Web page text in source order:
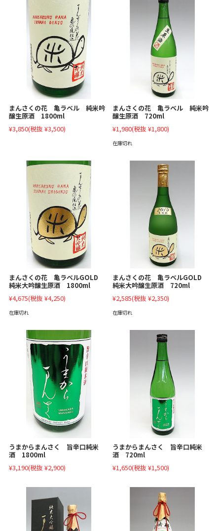
まんさくの花 亀ラベル 純米吟
醸生原酒 1800ml
¥3,850(税抜 ¥3,500)
まんさくの花 亀ラベル 純米吟
醸生原酒 720ml
¥1,980(税抜 ¥1,800)
在庫切れ
まんさくの花 亀ラベルGOLD
純米大吟醸生原酒 1800ml
¥4,675(税抜 ¥4,250)
在庫切れ
まんさくの花 亀ラベルGOLD
純米大吟醸生原酒 720ml
¥2,585(税抜 ¥2,350)
在庫切れ
うまからまんさく 旨辛口純米
酒 1800ml
¥3,190(税抜 ¥2,900)
うまからまんさく 旨辛口純米
酒 720ml
¥1,650(税抜 ¥1,500)